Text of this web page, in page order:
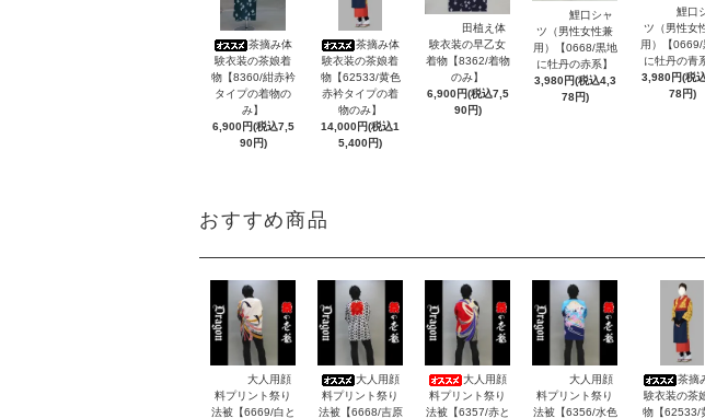
茶摘み体
験衣装の茶娘着
物【8360/紺赤衿
タイプの着物の
み】
6,900円(税込7,5
90円)
茶摘み体
験衣装の茶娘着
物【62533/黄色
赤衿タイプの着
物のみ】
14,000円(税込1
5,400円)
田植え体
験衣装の早乙女
着物【8362/着物
のみ】
6,900円(税込7,5
90円)
鯉口シャ
ツ（男性女性兼
用）【0668/黒地
に牡丹の赤系】
3,980円(税込4,3
78円)
鯉口
ツ（男性女
用）【0669/
に牡丹の青
3,980円(税
78円)
おすすめ商品
大人用顔
料プリント祭り
法被【6669/白と
大人用顔
料プリント祭り
法被【6668/吉原
大人用顔
料プリント祭り
法被【6357/赤と
大人用顔
料プリント祭り
法被【6356/水色
茶摘
験衣装の茶
物【62533/